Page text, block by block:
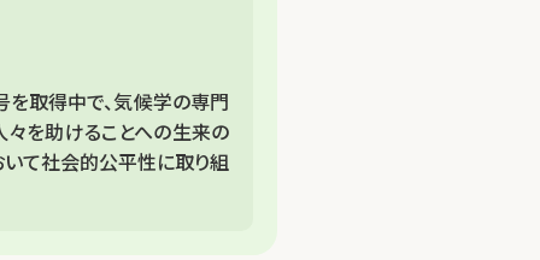
を取得中で、気候学の専門
を助けることへの生来の
て社会的公平性に取り組